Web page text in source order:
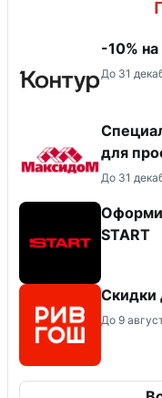
-10%
До 31
для
До 31
START
Скидки
До 9